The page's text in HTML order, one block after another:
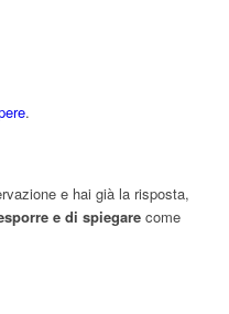
.
e hai già la risposta,
e di spiegarecome